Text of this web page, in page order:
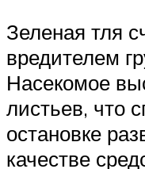
Зеленая тля
вредителем
Насекомое
листьев, что
остановке
качестве